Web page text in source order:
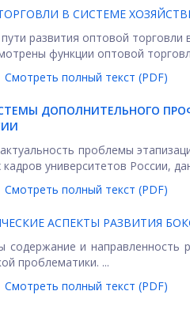
В СИСТЕМЕ
развития оптовой
функции оптовой
Смотреть полный текст (PDF)
ДОПОЛНИТЕЛЬНОГО
проблемы
кадров университетов России,
Смотреть полный текст (PDF)
АСПЕКТЫ РАЗВИТИЯ
содержание и направленность
проблематики. ...
Смотреть полный текст (PDF)